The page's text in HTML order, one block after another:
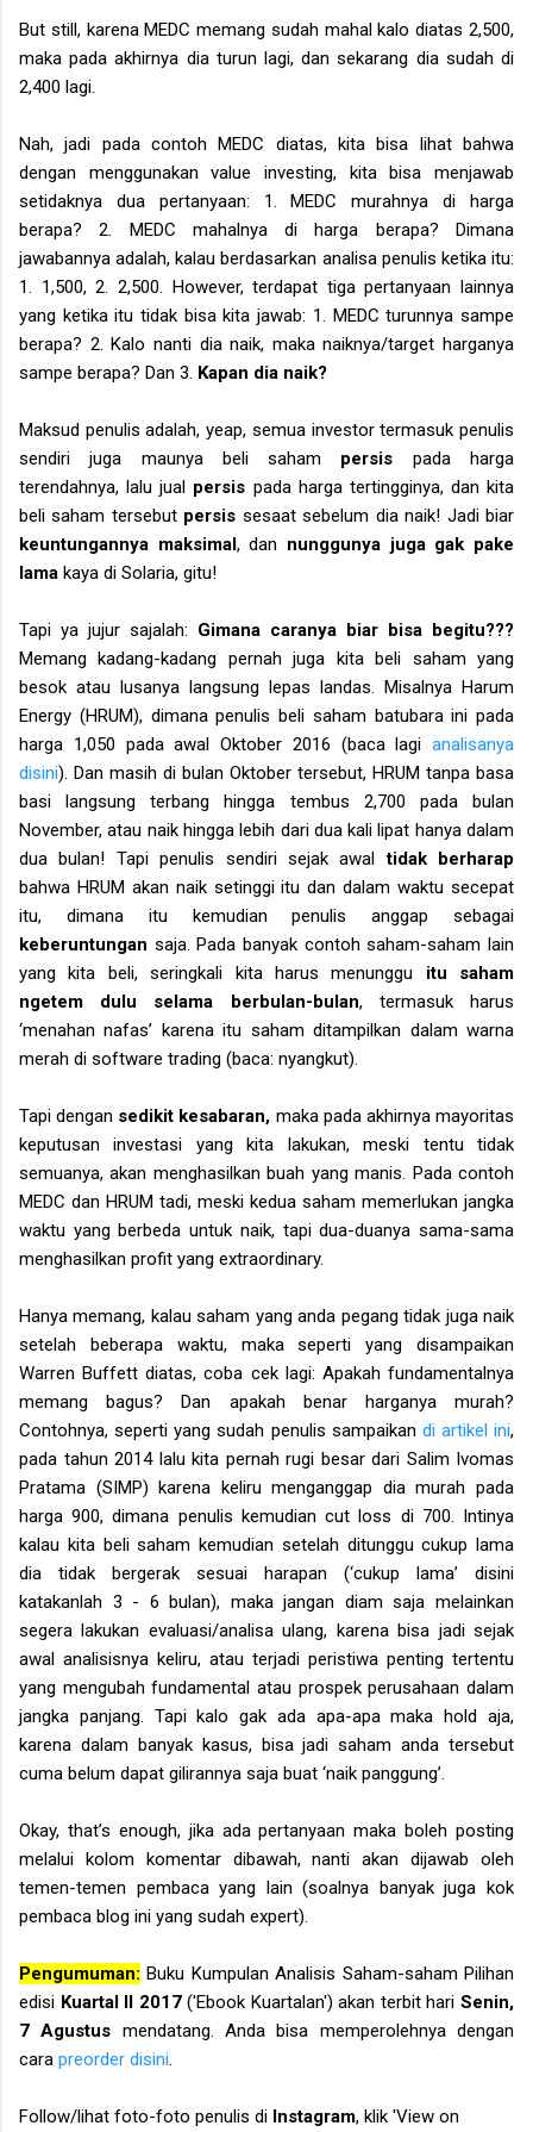
But still, karena MEDC memang sudah mahal kalo diatas 2,500,
maka pada akhirnya dia turun lagi, dan sekarang dia sudah di
2,400 lagi.
Nah, jadi pada contoh MEDC diatas, kita bisa lihat bahwa
dengan menggunakan value investing, kita bisa menjawab
setidaknya dua pertanyaan: 1. MEDC murahnya di harga
berapa? 2. MEDC mahalnya di harga berapa? Dimana
jawabannya adalah, kalau berdasarkan analisa penulis ketika itu:
1. 1,500, 2. 2,500. However, terdapat tiga pertanyaan lainnya
yang ketika itu tidak bisa kita jawab: 1. MEDC turunnya sampe
berapa? 2. Kalo nanti dia naik, maka naiknya/target harganya
sampe berapa? Dan 3. Kapan dia naik?
Maksud penulis adalah, yeap, semua investor termasuk penulis
sendiri juga maunya beli saham persis pada harga
terendahnya, lalu jual persis pada harga tertingginya, dan kita
beli saham tersebut persis sesaat sebelum dia naik! Jadi biar
keuntungannya maksimal, dan nunggunya juga gak pake
lama kaya di Solaria, gitu!
Tapi ya jujur sajalah: Gimana caranya biar bisa begitu???
Memang kadang-kadang pernah juga kita beli saham yang
besok atau lusanya langsung lepas landas. Misalnya Harum
Energy (HRUM), dimana penulis beli saham batubara ini pada
harga 1,050 pada awal Oktober 2016 (baca lagi analisanya
disini). Dan masih di bulan Oktober tersebut, HRUM tanpa basa
basi langsung terbang hingga tembus 2,700 pada bulan
November, atau naik hingga lebih dari dua kali lipat hanya dalam
dua bulan! Tapi penulis sendiri sejak awaltidak berharap
bahwa HRUM akan naik setinggi itu dan dalam waktu secepat
itu, dimana itu kemudian penulis anggap sebagai
keberuntungan saja. Pada banyak contoh saham-saham lain
yang kita beli, seringkali kita harus menunggu itu saham
ngetem dulu selama berbulan-bulan, termasuk harus
‘menahan nafas’ karena itu saham ditampilkan dalam warna
merah di software trading (baca: nyangkut).
Tapi dengan sedikit kesabaran, maka pada akhirnya mayoritas
keputusan investasi yang kita lakukan, meski tentu tidak
semuanya, akan menghasilkan buah yang manis. Pada contoh
MEDC dan HRUM tadi, meski kedua saham memerlukan jangka
waktu yang berbeda untuk naik, tapi dua-duanya sama-sama
menghasilkan profit yang extraordinary.
Hanya memang, kalau saham yang anda pegang tidak juga naik
setelah beberapa waktu, maka seperti yang disampaikan
Warren Buffett diatas, coba cek lagi: Apakah fundamentalnya
memang bagus? Dan apakah benar harganya murah?
Contohnya, seperti yang sudah penulis sampaikan di artikel ini,
pada tahun 2014 lalu kita pernah rugi besar dari Salim Ivomas
Pratama (SIMP) karena keliru menganggap dia murah pada
harga 900, dimana penulis kemudian cut loss di 700. Intinya
kalau kita beli saham kemudian setelah ditunggu cukup lama
dia tidak bergerak sesuai harapan (‘cukup lama’ disini
katakanlah 3 - 6 bulan), maka jangan diam saja melainkan
segera lakukan evaluasi/analisa ulang, karena bisa jadi sejak
awal analisisnya keliru, atau terjadi peristiwa penting tertentu
yang mengubah fundamental atau prospek perusahaan dalam
jangka panjang. Tapi kalo gak ada apa-apa maka hold aja,
karena dalam banyak kasus, bisa jadi saham anda tersebut
cuma belum dapat gilirannya saja buat ‘naik panggung’.
Okay, that’s enough, jika ada pertanyaan maka boleh posting
melalui kolom komentar dibawah, nanti akan dijawab oleh
temen-temen pembaca yang lain (soalnya banyak juga kok
pembaca blog ini yang sudah expert).
Pengumuman: Buku Kumpulan Analisis Saham-saham Pilihan
edisi Kuartal II 2017('Ebook Kuartalan') akan terbit hariSenin,
7 Agustus mendatang. Anda bisa memperolehnya dengan
cara preorder disini
Follow/lihat foto-foto penulis di Instagram, klik 'View on